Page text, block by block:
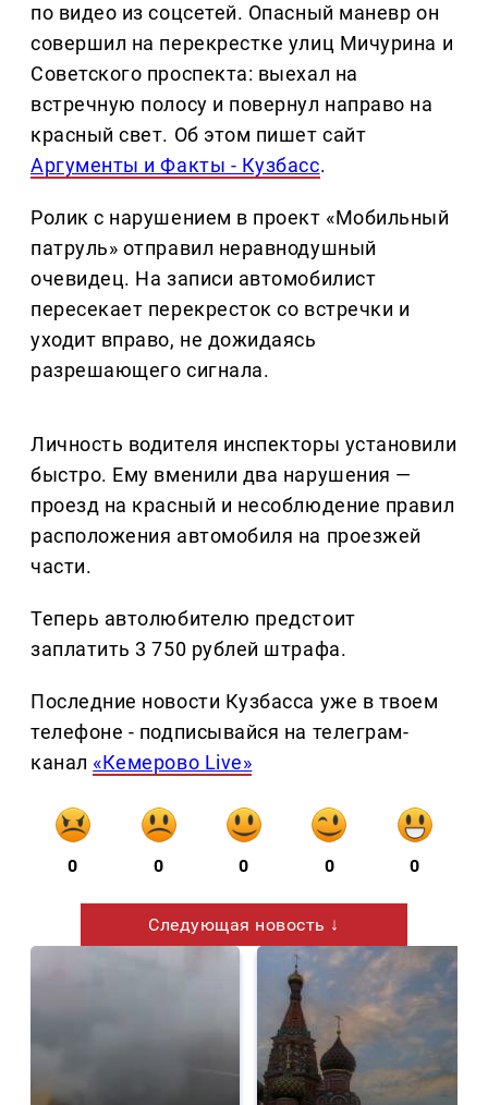
по видео из соцсетей. Опасный маневр он
совершил на перекрестке улиц Мичурина и
Советского проспекта: выехал на
встречную полосу и повернул направо на
красный свет. Об этом пишет сайт
Аргументы и Факты - Кузбасс.
Ролик с нарушением в проект «Мобильный
патруль» отправил неравнодушный
очевидец. На записи автомобилист
пересекает перекресток со встречки и
уходит вправо, не дожидаясь
разрешающего сигнала.
Личность водителя инспекторы установили
быстро. Ему вменили два нарушения —
проезд на красный и несоблюдение правил
расположения автомобиля на проезжей
части.
Теперь автолюбителю предстоит
заплатить 3 750 рублей штрафа.
Последние новости Кузбасса уже в твоем
телефоне - подписывайся на телеграм-
канал «Кемерово Live»
0 0 0 0 0
Следующая новость ↓